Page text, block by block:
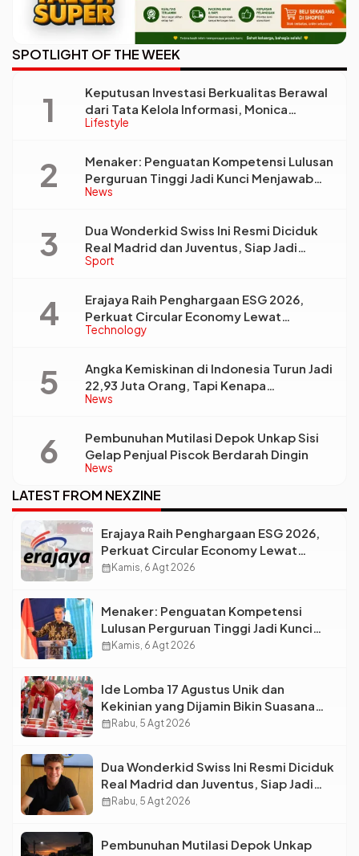
SPOTLIGHT OF THE WEEK
Lifestyle
Keputusan Investasi Berkualitas Berawal
dari Tata Kelola Informasi, Monica
Triyadi: Bukan Sekadar Analisis
News
Menaker: Penguatan Kompetensi Lulusan
Perguruan Tinggi Jadi Kunci Menjawab
Kebutuhan Dunia Kerja
Sport
Dua Wonderkid Swiss Ini Resmi Diciduk
Real Madrid dan Juventus, Siap Jadi
Bintang Baru Eropa
Technology
Erajaya Raih Penghargaan ESG 2026,
Perkuat Circular Economy Lewat
Pengelolaan Limbah Berkelanjutan
News
Angka Kemiskinan di Indonesia Turun Jadi
22,93 Juta Orang, Tapi Kenapa
Ketimpangan Desa dan Kota Malah Makin
News
Pembunuhan Mutilasi Depok Unkap Sisi
Gelap Penjual Piscok Berdarah Dingin
LATEST FROM NEXZINE
Erajaya Raih Penghargaan ESG 2026,
Perkuat Circular Economy Lewat
Pengelolaan Limbah Berkelanjutan
calendar_month Kamis, 6 Agt 2026
Menaker: Penguatan Kompetensi
Lulusan Perguruan Tinggi Jadi Kunci
Menjawab Kebutuhan Dunia Kerja
calendar_month Kamis, 6 Agt 2026
Ide Lomba 17 Agustus Unik dan
Kekinian yang Dijamin Bikin Suasana
Makin Pecah
calendar_month Rabu, 5 Agt 2026
Dua Wonderkid Swiss Ini Resmi Diciduk
Real Madrid dan Juventus, Siap Jadi
Bintang Baru Eropa
calendar_month Rabu, 5 Agt 2026
Pembunuhan Mutilasi Depok Unkap